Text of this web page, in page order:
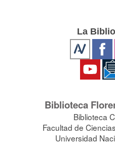
La
Biblioteca
Biblioteca
Facultad de
Universidad